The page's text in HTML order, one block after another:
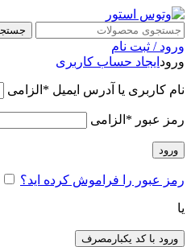
ورود / ثبت نام
ورود ایجاد حساب کاربری
نام کاربری یا آدرس ایمیل * الزامی
رمز عبور * الزامی
ورود
رمز عبور را فراموش کرده اید؟
یا
ورود با کد یکبارمصرف